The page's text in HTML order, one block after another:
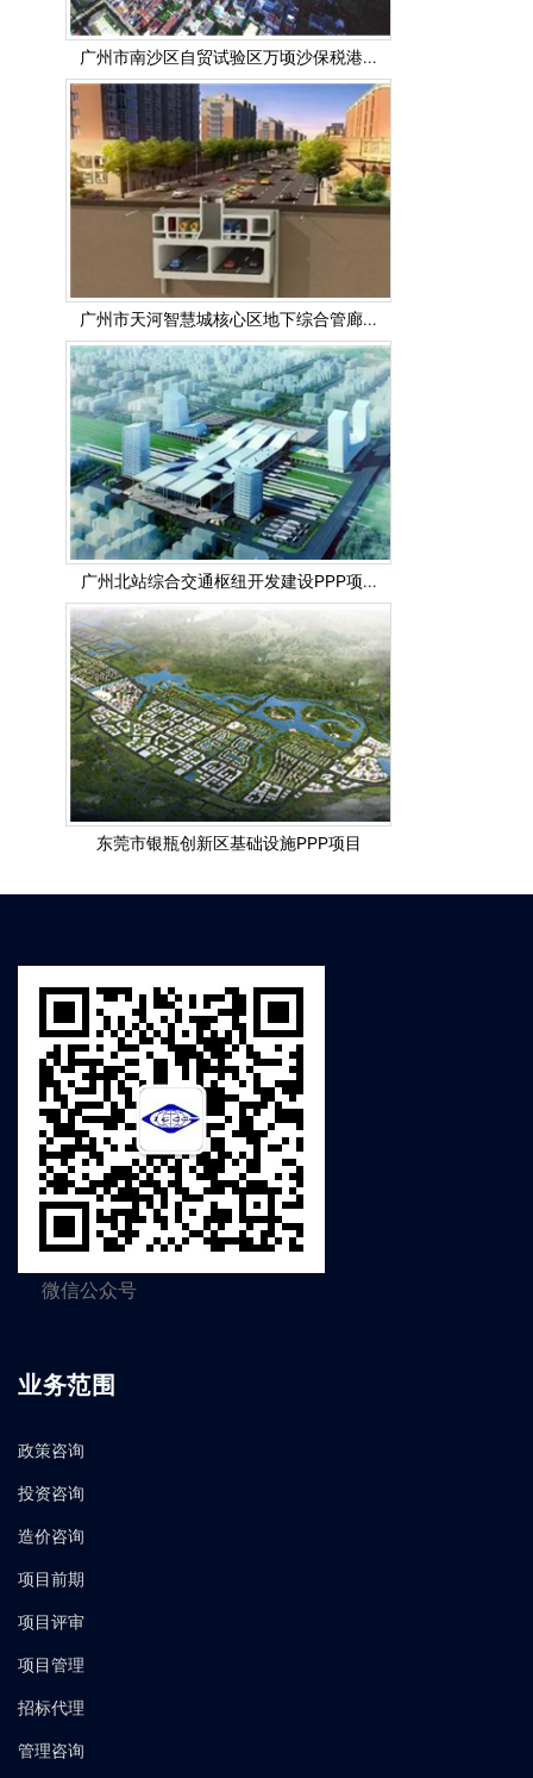
广州市南沙区自贸试验区万顷沙保税港...
广州市天河智慧城核心区地下综合管廊...
广州北站综合交通枢纽开发建设PPP项...
东莞市银瓶创新区基础设施PPP项目
微信公众号
业务范围
政策咨询
投资咨询
造价咨询
项目前期
项目评审
项目管理
招标代理
管理咨询